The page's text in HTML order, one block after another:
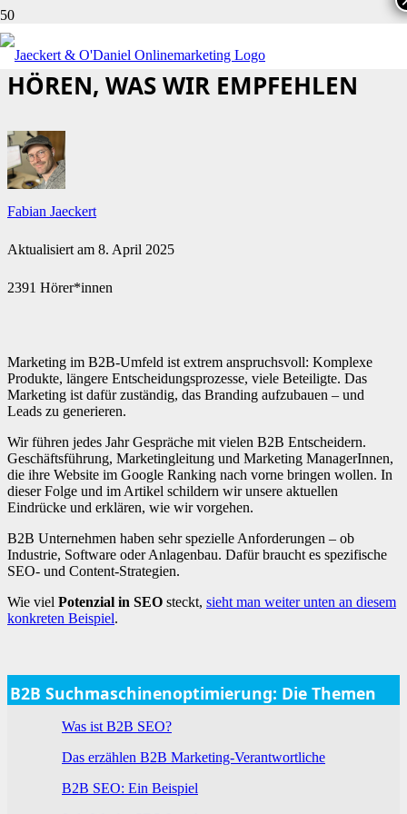
B2B SEO IN 2025: WAS WIR
HÖREN, WAS WIR EMPFEHLEN
Fabian Jaeckert
Aktualisiert am 8. April 2025
2391 Hörer*innen
Marketing im B2B-Umfeld ist extrem anspruchsvoll: Komplexe
Produkte, längere Entscheidungsprozesse, viele Beteiligte. Das
Marketing ist dafür zuständig, das Branding aufzubauen – und
Leads zu generieren.
Wir führen jedes Jahr Gespräche mit vielen B2B Entscheidern.
Geschäftsführung, Marketingleitung und Marketing ManagerInnen,
die ihre Website im Google Ranking nach vorne bringen wollen. In
dieser Folge und im Artikel schildern wir unsere aktuellen
Eindrücke und erklären, wie wir vorgehen.
B2B Unternehmen haben sehr spezielle Anforderungen – ob
Industrie, Software oder Anlagenbau. Dafür braucht es spezifische
SEO- und Content-Strategien.
Wie viel Potenzial in SEO steckt, sieht man weiter unten an diesem
konkreten Beispiel.
B2B Suchmaschinenoptimierung: Die Themen
Was ist B2B SEO?
Das erzählen B2B Marketing-Verantwortliche
B2B SEO: Ein Beispiel